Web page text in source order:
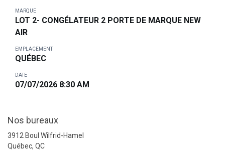
MARQUE
LOT 2- CONGÉLATEUR 2 PORTE DE MARQUE NEW
AIR
EMPLACEMENT
QUÉBEC
DATE
07/07/2026 8:30 AM
Nos bureaux
3912 Boul Wilfrid-Hamel
Québec, QC